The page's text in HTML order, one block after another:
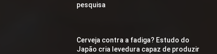
pesquisa
Cerveja contra a fadiga? Estudo do
Japão cria levedura capaz de produzir